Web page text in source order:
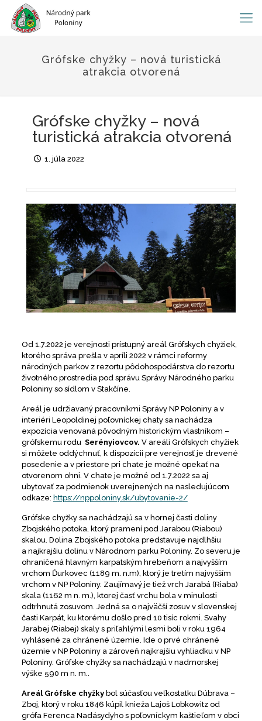
Grófske chyžky – nová turistická
atrakcia otvorená
Grófske chyžky – nová
turistická atrakcia otvorená
1. júla 2022
Od 1.7.2022 je verejnosti prístupný areál Grófskych chyžiek,
ktorého správa prešla v apríli 2022 v rámci reformy
národných parkov z rezortu pôdohospodárstva do rezortu
životného prostredia pod správu Správy Národného parku
Poloniny so sídlom v Stakčíne.
Areál je udržiavaný pracovníkmi Správy NP Poloniny a v
interiéri Leopoldinej poľovníckej chaty sa nachádza
expozícia venovaná pôvodným historickým vlastníkom –
grófskemu rodu Serényiovcov. V areáli Grófskych chyžiek
si môžete oddýchnuť, k dispozícii pre verejnosť je drevené
posedenie a v priestore pri chate je možné opekať na
otvorenom ohni. V chate je možné od 1.7.2022 sa aj
ubytovať za podmienok uverejnených na nasledujúcom
odkaze: https://nppoloniny.sk/ubytovanie-2/
Grófske chyžky sa nachádzajú sa v hornej časti doliny
Zbojského potoka, ktorý pramení pod Jarabou (Riabou)
skalou. Dolina Zbojského potoka predstavuje najdlhšiu
a najkrajšiu dolinu v Národnom parku Poloniny. Zo severu je
ohraničená hlavným karpatským hrebeňom a najvyšším
vrchom Ďurkovec (1189 m. n.m), ktorý je tretím najvyšším
vrchom v NP Poloniny. Zaujímavý je tiež vrch Jarabá (Riaba)
skala (1162 m n. m.), ktorej časť vrchu bola v minulosti
odtrhnutá zosuvom. Jedná sa o najväčší zosuv v slovenskej
časti Karpát, ku ktorému došlo pred 10 tisíc rokmi. Svahy
Jarabej (Riabej) skaly s priľahlými lesmi boli v roku 1964
vyhlásené za chránené územie. Ide o prvé chránené
územie v NP Poloniny a zároveň najkrajšiu vyhliadku v NP
Poloniny. Grófske chyžky sa nachádzajú v nadmorskej
výške 590 m n. m..
Areál Grófske chyžky bol súčasťou veľkostatku Dúbrava –
Zboj, ktorý v roku 1846 kúpil knieža Lajoš Lobkowitz od
grófa Ferenca Nadásydyho s poľovníckym kaštieľom v obci